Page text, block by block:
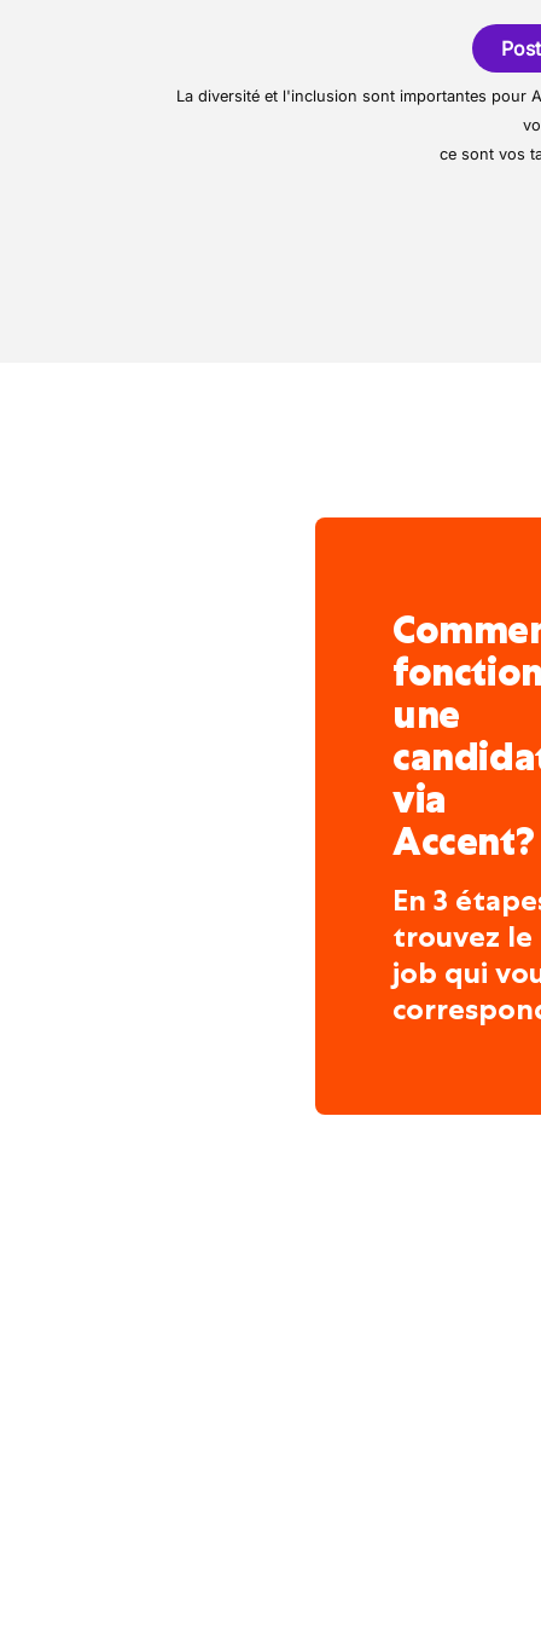
Vous analysez
solutions efficaces.
Vous suggérez des
principalement
Luxembourg, et
professionnelle à ses
La diversité et l'inclusion sont importantes pour
ce sont vos
une
via
Accent?
En 3
trouvez le
job qui